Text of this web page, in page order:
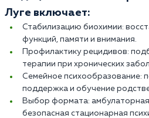
Луге включает:
Стабилизацию биохимии:
функций, памяти и внимания.
Профилактику рецидивов:
терапии при хронических
Семейное психообразование:
поддержка и обучение
Выбор формата:
безопасная стационарная